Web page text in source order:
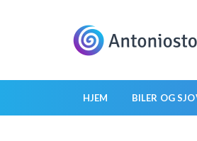
t
c
HJEM BILER OG